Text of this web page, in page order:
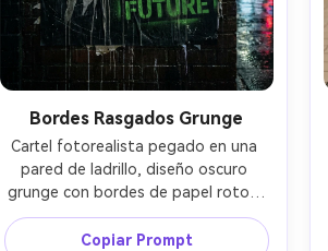
Bordes Rasgados Grunge
Cartel fotorealista pegado en una
pared de ladrillo, diseño oscuro
grunge con bordes de papel rotos,
capas de texturas rasgadas, tinta
rayada, tipografía de stencil
Copiar Prompt